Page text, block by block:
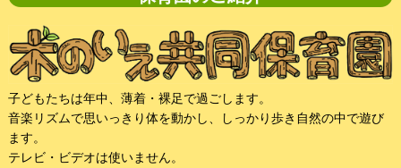
子どもたちは年中、薄着・裸足で過ごします。
音楽リズムで思いっきり体を動かし、しっかり歩き自然の中で遊び
ます。
テレビ・ビデオは使いません。